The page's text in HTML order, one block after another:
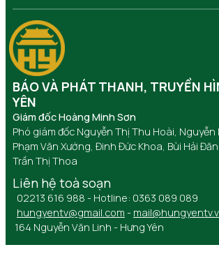
BÁO VÀ PHÁT THANH, TRUYỀN
YÊN
Giám đốc Hoàng Minh Sơn
Phó giám đốc Nguyễn Thị Thu Hoài, Nguyễn
Phạm Văn Xướng, Đinh Đức Khoa, Bùi Hải
Trần Thị Thoa
Liên hệ toà soạn
02213 616 988 - Hotline: 0363 089 089
hungyentv@gmail.com -
164 Nguyễn Văn Linh - Hưng Yên